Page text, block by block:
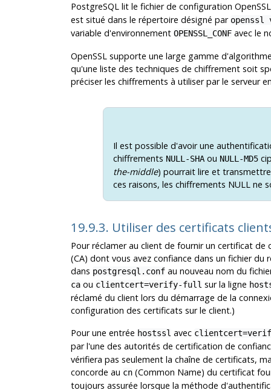
PostgreSQLlit le fichier de configuration OpenSSL
est situé dans le répertoire désigné par openssl
variable d'environnement OPENSSL_CONFavec le
OpenSSLsupporte une large gamme
qu'une liste des techniques de chiffrement soit
préciser les chiffrements à utiliser par le serveur
Il est possible d'avoir une
chiffrements NULL-SHA ou NULL-MD5
the-middle) pourrait lire et
ces raisons, les chiffrements NULL ne
19.9.3. Utiliser des certificats
Pour réclamer au client de fournir un certificat
(CA) dont vous avez confiance dans un fichier
dans postgresql.confau nouveau nom du
caou clientcert=verify-full sur la ligne
réclamé du client lors du démarrage de la
configuration des certificats sur le client.)
Pour une entrée hostssl avec
par l'une des autorités de certification de
vérifiera pas seulement la chaîne de certificats,
concorde au cn(Common Name) du certificat
toujours assurée lorsque la méthode